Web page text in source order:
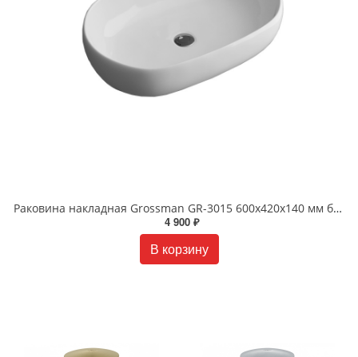
Раковина накладная Grossman GR-3015 600х420х140 мм белая
4 900 ₽
В корзину